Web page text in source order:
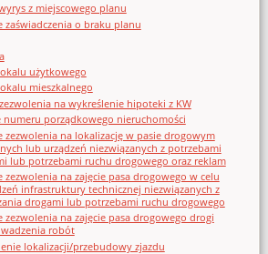
z miejscowego planu
zaświadczenia o braku planu
użytkowego
mieszkalnego
na wykreślenie hipoteki z KW
numeru porządkowego nieruchomości
zezwolenia na lokalizację w pasie drogowym
lub urządzeń niezwiązanych z potrzebami
lub potrzebami ruchu drogowego oraz reklam
na zajęcie pasa drogowego w celu
infrastruktury technicznej niezwiązanych z
drogami lub potrzebami ruchu drogowego
na zajęcie pasa drogowego drogi
robót
lokalizacji/przebudowy zjazdu